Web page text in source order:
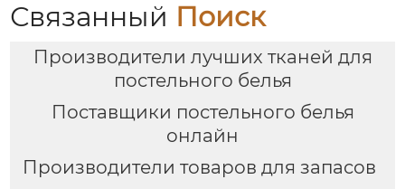
Связанный Поиск
Производители лучших тканей для
постельного белья
Поставщики постельного белья
онлайн
Производители товаров для запасов